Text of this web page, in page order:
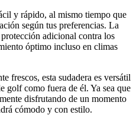
y rápido, al mismo tiempo que
según tus preferencias. La
adicional contra los
óptimo incluso en climas
frescos, esta sudadera es versátil
golf como fuera de él. Ya sea que
disfrutando de un momento
cómodo y con estilo.